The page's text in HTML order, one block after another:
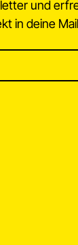
und
in deine
and stay
your email
your email